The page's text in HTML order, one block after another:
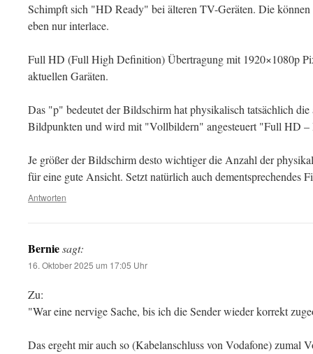
Schimpft sich "HD Ready" bei älteren TV-Geräten. Die
eben nur interlace.
Full HD (Full High Definition) Übertragung mit 1920×1080p
aktuellen Garäten.
Das "p" bedeutet der Bildschirm hat physikalisch tatsächlich
Bildpunkten und wird mit "Vollbildern" angesteuert "Full HD
Je größer der Bildschirm desto wichtiger die Anzahl der
für eine gute Ansicht. Setzt natürlich auch dementsprechendes
Antworten
Berniesagt:
16. Oktober 2025 um 17:05 Uhr
Zu:
"War eine nervige Sache, bis ich die Sender wieder korrekt
Das ergeht mir auch so (Kabelanschluss von Vodafone) zumal